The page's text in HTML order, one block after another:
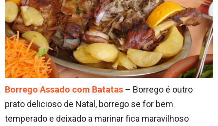
Borrego Assado com Batatas – Borrego é outro
prato delicioso de Natal, borrego se for bem
temperado e deixado a marinar fica maravilhoso